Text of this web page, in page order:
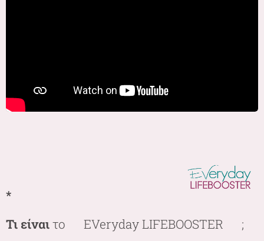
*
Τι είναιτο 🌷EVeryday LIFEBOOSTER 🌷;